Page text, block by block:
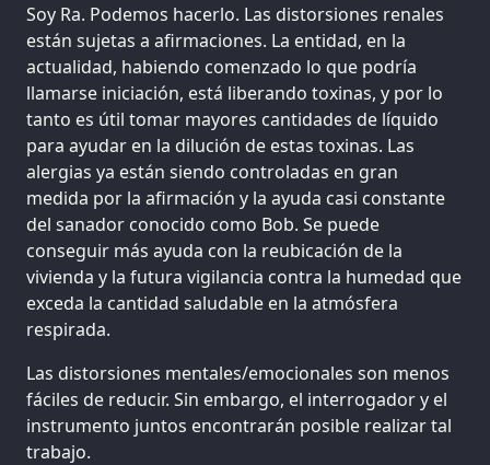
Soy Ra. Podemos hacerlo. Las distorsiones renales
están sujetas a afirmaciones. La entidad, en la
actualidad, habiendo comenzado lo que podría
llamarse iniciación, está liberando toxinas, y por lo
tanto es útil tomar mayores cantidades de líquido
para ayudar en la dilución de estas toxinas. Las
alergias ya están siendo controladas en gran
medida por la afirmación y la ayuda casi constante
del sanador conocido como Bob. Se puede
conseguir más ayuda con la reubicación de la
vivienda y la futura vigilancia contra la humedad que
exceda la cantidad saludable en la atmósfera
respirada.
Las distorsiones mentales/emocionales son menos
fáciles de reducir. Sin embargo, el interrogador y el
instrumento juntos encontrarán posible realizar tal
trabajo.